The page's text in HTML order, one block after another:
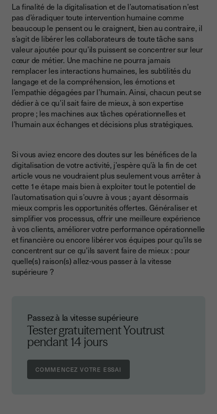
La finalité de la digitalisation et de l’automatisation n’est
pas d’éradiquer toute intervention humaine comme
beaucoup le pensent ou le craignent, bien au contraire, il
s’agit de libérer les collaborateurs de toute tâche sans
valeur ajoutée pour qu’ils puissent se concentrer sur leur
cœur de métier. Une machine ne pourra jamais
remplacer les interactions humaines, les subtilités du
langage et de la compréhension, les émotions et
l’empathie dégagées par l’humain. Ainsi, chacun peut se
dédier à ce qu’il sait faire de mieux, à son expertise
propre ; les machines aux tâches opérationnelles et
l’humain aux échanges et décisions plus stratégiques.
Si vous aviez encore des doutes sur les bénéfices de la
digitalisation de votre activité, j’espère qu’à la fin de cet
article vous ne voudraient plus seulement vous arrêter à
cette 1e étape mais bien à exploiter tout le potentiel de
l’automatisation qui s’ouvre à vous ; ayant désormais
mieux compris les opportunités offertes. Généraliser et
simplifier vos processus, offrir une meilleure expérience
à vos clients, améliorer votre performance opérationnelle
et financière ou encore libérer vos équipes pour qu’ils se
concentrent sur ce qu’ils savent faire de mieux : pour
quelle(s) raison(s) allez-vous passer à la vitesse
supérieure ?
Passez à la vitesse supérieure
Tester gratuitement Youtrust
pendant 14 jours